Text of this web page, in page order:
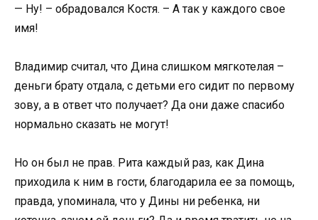
— Ну! – обрадовался Костя. – А так у каждого свое
имя!
Владимир считал, что Дина слишком мягкотелая –
деньги брату отдала, с детьми его сидит по первому
зову, а в ответ что получает? Да они даже спасибо
нормально сказать не могут!
Но он был не прав. Рита каждый раз, как Дина
приходила к ним в гости, благодарила ее за помощь,
правда, упоминала, что у Дины ни ребенка, ни